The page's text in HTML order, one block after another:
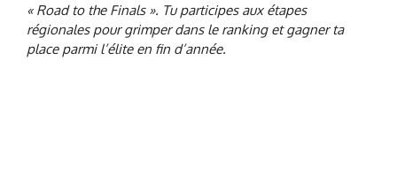
« Road to the Finals ». Tu participes aux étapes
régionales pour grimper dans le ranking et gagner ta
place parmi l’élite en fin d’année.